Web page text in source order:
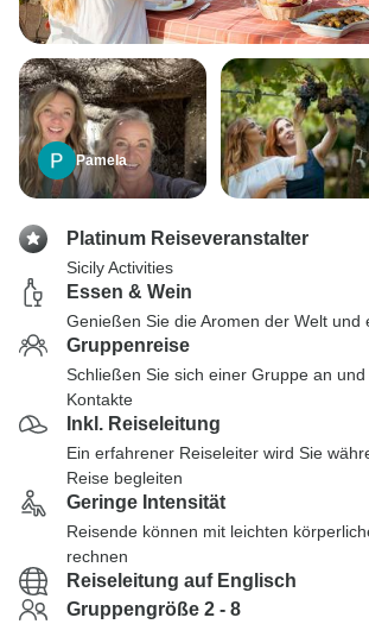
Pamela
Platinum Reiseveranstalter
Sicily Activities
Essen & Wein
Genießen Sie die Aromen der Welt und
Gruppenreise
Schließen Sie sich einer Gruppe an
Kontakte
Inkl. Reiseleitung
Ein erfahrener Reiseleiter wird Sie
Reise begleiten
Geringe Intensität
Reisende können mit leichten
rechnen
Reiseleitung auf Englisch
Gruppengröße 2 - 8